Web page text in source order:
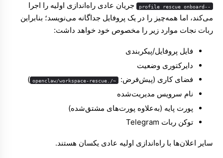
--profile rescue onboard
جریان عادی راه‌اندازی اولیه را اجرا
می‌کند، اما همه‌چیز را در یک پروفایل جداگانه می‌نویسد؛ بنابراین
ربات نجات موارد زیر را مخصوص خود خواهد داشت:
فایل پروفایل/پیکربندی
دایرکتوری وضعیت
فضای کاری (پیش‌فرض:
~/.openclaw/workspace-rescue
)
نام سرویس مدیریت‌شده
پورت پایه (به‌علاوه پورت‌های مشتق‌شده)
توکن ربات Telegram
سایر اعلان‌ها با راه‌اندازی اولیه عادی یکسان هستند.